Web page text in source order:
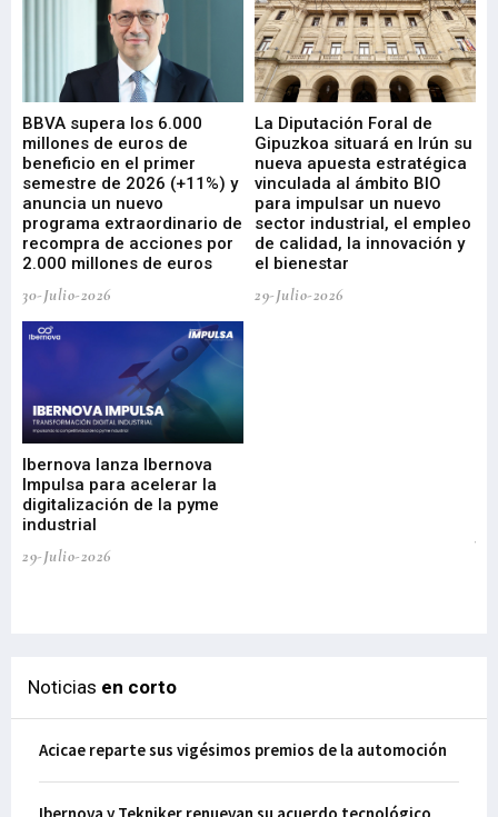
BBVA supera los 6.000
millones de euros de
beneficio en el primer
semestre de 2026 (+11%) y
anuncia un nuevo
programa extraordinario de
recompra de acciones por
2.000 millones de euros
30-Julio-2026
La Diputación Foral de
Gipuzkoa situará en Irún su
nueva apuesta estratégica
vinculada al ámbito BIO
para impulsar un nuevo
sector industrial, el empleo
de calidad, la innovación y
el bienestar
29-Julio-2026
Ibernova lanza Ibernova
Impulsa para acelerar la
digitalización de la pyme
industrial
29-Julio-2026
Noticias en corto
Acicae reparte sus vigésimos premios de la automoción